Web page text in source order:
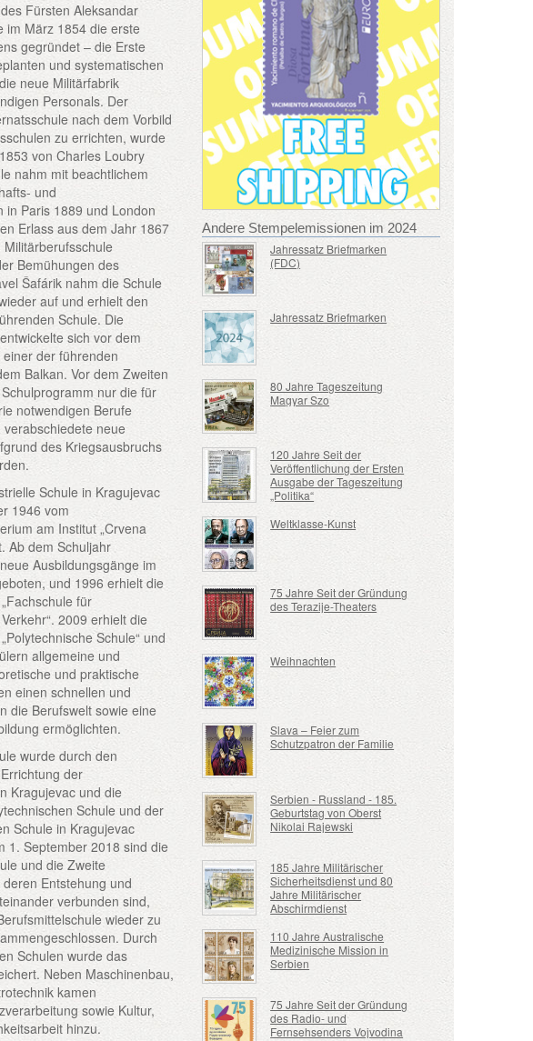
Fürsten Aleksandar
im März 1854 die erste
gegründet – die Erste
und systematischen
neue Militärfabrik
Personals. Der
nach dem Vorbild
zu errichten, wurde
von Charles Loubry
nahm mit beachtlichem
und
in Paris 1889 und London
Erlass aus dem Jahr 1867
Bemühungen des
Šafárik nahm die Schule
auf und erhielt den
Schule. Die
sich vor dem
der führenden
Balkan. Vor dem Zweiten
nur die für
notwendigen Berufe
neue
des Kriegsausbruchs
Schule in Kragujevac
1946 vom
am Institut „Crvena
Ab dem Schuljahr
Ausbildungsgänge im
und 1996 erhielt die
für
2009 erhielt die
Schule“ und
allgemeine und
und praktische
einen schnellen und
die Berufswelt sowie eine
ermöglichten.
wurde durch den
der
Kragujevac und die
Schule und der
Schule in Kragujevac
1. September 2018 sind die
und die Zweite
Entstehung und
verbunden sind,
wieder zu
Durch
Schulen wurde das
Neben Maschinenbau,
kamen
sowie Kultur,
hinzu.
Andere Stempelemissionen im 2024
Jahressatz Briefmarken
(FDC)
Jahressatz Briefmarken
80 Jahre Tageszeitung
Magyar Szo
120 Jahre Seit der
Veröffentlichung der Ersten
Ausgabe der Tageszeitung
„Politika“
Weltklasse-Kunst
75 Jahre Seit der Gründung
des Terazije-Theaters
Weihnachten
Slava – Feier zum
Schutzpatron der Familie
Serbien - Russland - 185.
Geburtstag von Oberst
Nikolai Rajewski
185 Jahre Militärischer
Sicherheitsdienst und 80
Jahre Militärischer
Abschirmdienst
110 Jahre Australische
Medizinische Mission in
Serbien
75 Jahre Seit der Gründung
des Radio- und
Fernsehsenders Vojvodina